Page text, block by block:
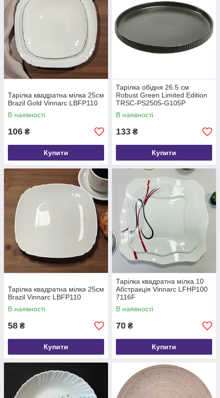
Тарілка квадратна мілка 25см
Brazil Gold Vinnarc LBFP110
В наявності
106 ₴
Купити
Тарілка обідня 26.5 см
Robust Green Limited Edition
TRSC-PS2505-G105P
В наявності
133 ₴
Купити
Тарілка квадратна мілка 25см
Brazil Vinnarc LBFP110
В наявності
58 ₴
Купити
Тарілка квадратна мілка 10
Абстракція Vinnarc LFHP100
7116F
В наявності
70 ₴
Купити